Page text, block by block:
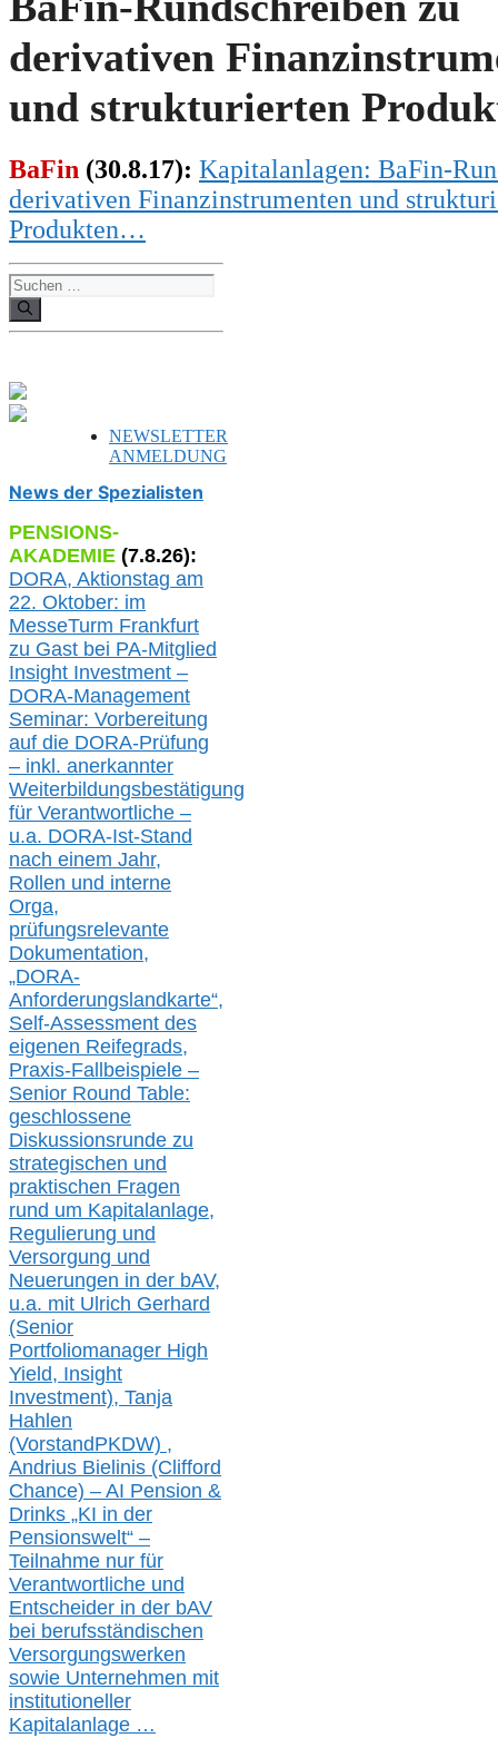
derivativen
und strukturierten
BaFin (30.8.17): Kapitalanlagen: BaFin-
derivativen Finanzinstrumenten und
Produkten…
Suchen
nach:
NEWSLETTER
ANMELDUNG
News der Spezialisten
PENSIONS-
AKADEMIE (7.8.26):
DORA, Aktionstag am
22. Oktober: im
MesseTurm Frankfurt
zu Gast bei PA-Mitglied
Insight Investment –
DORA-Management
Seminar: Vorbereitung
auf die DORA-Prüfung
– inkl. anerkannter
Weiterbildungsbestätigung
für Verantwortliche –
u.a. DORA-Ist-Stand
nach einem Jahr,
Rollen und interne
Orga,
prüfungsrelevante
Dokumentation,
„DORA-
Anforderungslandkarte“,
Self-Assessment des
eigenen Reifegrads,
Praxis-Fallbeispiele –
Senior Round Table:
geschlossene
Diskussionsrunde zu
strategischen und
praktischen Fragen
rund um Kapitalanlage,
Regulierung und
Versorgung und
Neuerungen in der bAV,
u.a. mit Ulrich Gerhard
(Senior
Portfoliomanager High
Yield, Insight
Investment), Tanja
Hahlen
(VorstandPKDW) ,
Andrius Bielinis (Clifford
Chance) – AI Pension &
Drinks „KI in der
Pensionswelt“ –
Teilnahme nur für
Verantwortliche und
Entscheider in der bAV
bei berufsständischen
Versorgungswerken
sowie Unternehmen mit
institutioneller
Kapitalanlage …